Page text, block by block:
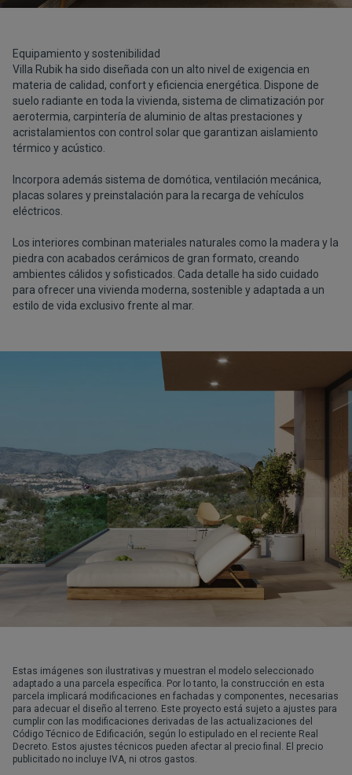
Equipamiento y sostenibilidad
Villa Rubik ha sido diseñada con un alto nivel de exigencia en
materia de calidad, confort y eficiencia energética. Dispone de
suelo radiante en toda la vivienda, sistema de climatización por
aerotermia, carpintería de aluminio de altas prestaciones y
acristalamientos con control solar que garantizan aislamiento
térmico y acústico.
Incorpora además sistema de domótica, ventilación mecánica,
placas solares y preinstalación para la recarga de vehículos
eléctricos.
Los interiores combinan materiales naturales como la madera y la
piedra con acabados cerámicos de gran formato, creando
ambientes cálidos y sofisticados. Cada detalle ha sido cuidado
para ofrecer una vivienda moderna, sostenible y adaptada a un
estilo de vida exclusivo frente al mar.
Estas imágenes son ilustrativas y muestran el modelo seleccionado
adaptado a una parcela específica. Por lo tanto, la construcción en esta
parcela implicará modificaciones en fachadas y componentes, necesarias
para adecuar el diseño al terreno. Este proyecto está sujeto a ajustes para
cumplir con las modificaciones derivadas de las actualizaciones del
Código Técnico de Edificación, según lo estipulado en el reciente Real
Decreto. Estos ajustes técnicos pueden afectar al precio final. El precio
publicitado no incluye IVA, ni otros gastos.